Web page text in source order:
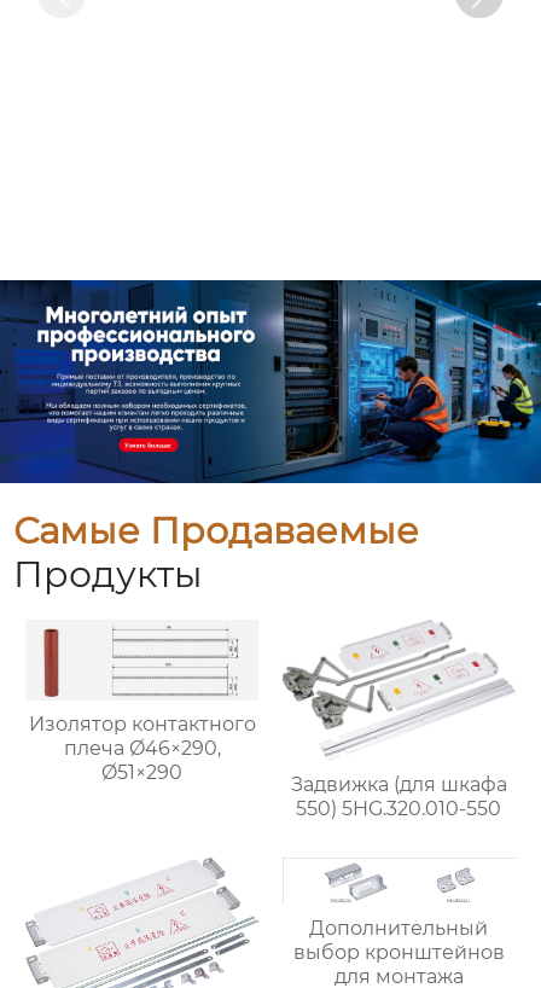
Самые Продаваемые
Продукты
Изолятор контактного
плеча Ø46×290,
Ø51×290
Задвижка (для шкафа
550) 5HG.320.010-550
Дополнительный
выбор кронштейнов
для монтажа